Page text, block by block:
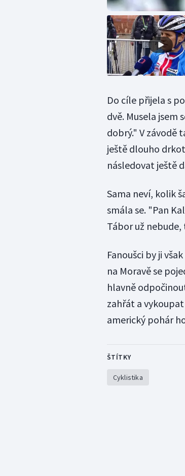
Do cíle přijela s
dvě. Musela jsem
dobrý." V závodě
ještě dlouho
následovat ještě
Sama neví, kolik
smála se. "Pan
Tábor už nebude,
Fanoušci by ji
na Moravě se
hlavně
zahřát a
americký pohár
ŠTÍTKY
Cyklistika